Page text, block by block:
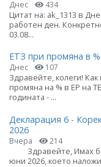
Днес 434
Цитат на: ak_1313 в
работен ден.
03.08...
ЕТЗ при промяна в
Днес 107
Здравейте, колеги!
промяна на % в ЕР на
годината - ...
Декларация 6 -
2026
Вчера 214
Здравейте, Имах
юни 2026, което